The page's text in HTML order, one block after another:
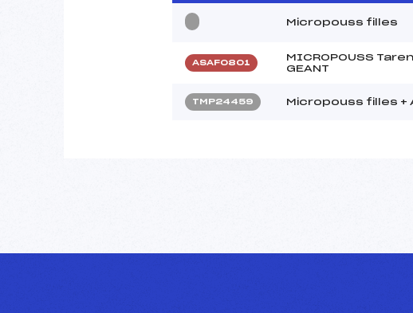
Micropouss filles
ASAF0801
MICROPOUSS
GEANT
TMP24459 Micropouss filles +